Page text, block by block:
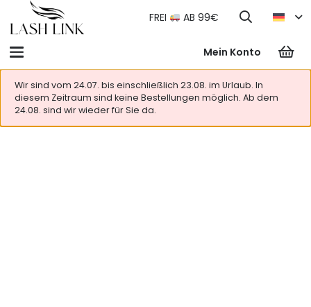
FREI AB 99€
Mein Konto
Wir sind vom 24.07. bis einschließlich 23.08. im Urlaub. In
diesem Zeitraum sind keine Bestellungen möglich. Ab dem
24.08. sind wir wieder für Sie da.